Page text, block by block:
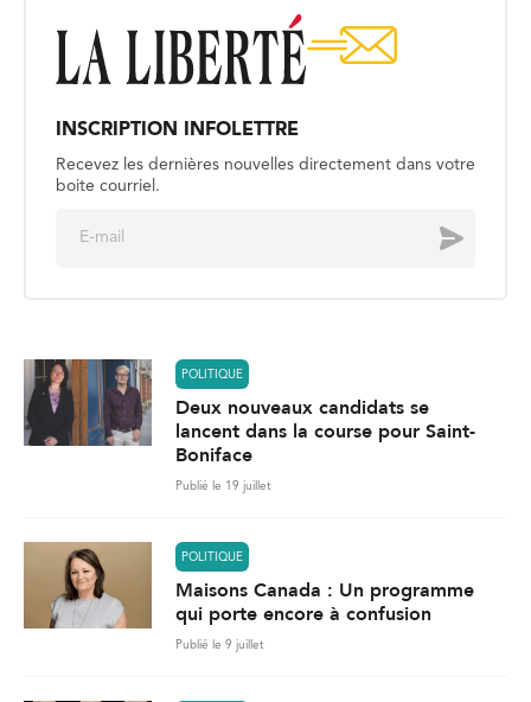
INSCRIPTION INFOLETTRE
Recevez les dernières nouvelles directement dans votre
boite courriel.
Envoyer
POLITIQUE
Deux nouveaux candidats se
lancent dans la course pour Saint-
Boniface
Publié le 19 juillet
POLITIQUE
Maisons Canada : Un programme
qui porte encore à confusion
Publié le 9 juillet